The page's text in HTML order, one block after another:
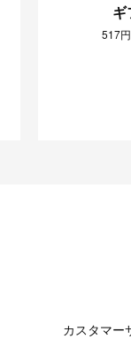
ギ
517
カスタマー